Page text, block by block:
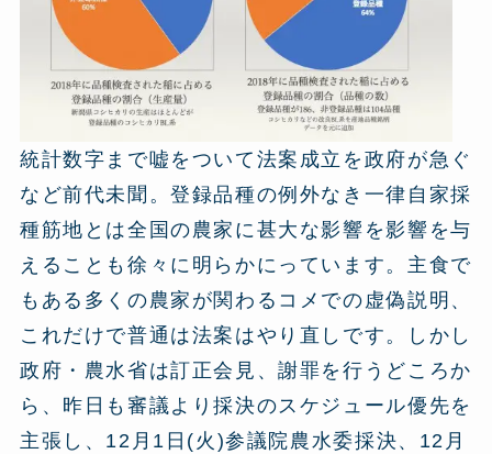
統計数字まで嘘をついて法案成立を政府が急ぐ
など前代未聞。登録品種の例外なき一律自家採
種筋地とは全国の農家に甚大な影響を影響を与
えることも徐々に明らかにっています。主食で
もある多くの農家が関わるコメでの虚偽説明、
これだけで普通は法案はやり直しです。しかし
政府・農水省は訂正会見、謝罪を行うどころか
ら、昨日も審議より採決のスケジュール優先を
主張し、12月1日(火)参議院農水委採決、12月